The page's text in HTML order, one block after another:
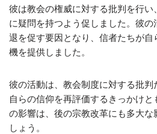
彼は教会の権威に対する批判を行い
に疑問を持つよう促しました。彼
退を促す要因となり、信者たちが自
機を提供しました。
彼の活動は、教会制度に対する批
自らの信仰を再評価するきっかけ
の影響は、後の宗教改革にも多大
しょう。